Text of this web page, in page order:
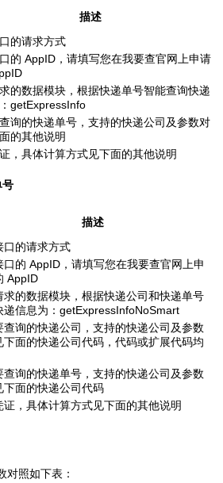
描述
的请求方式
的 AppID，请填写您在我要查官网上申请
的数据模块，根据快递单号智能查询快递
getExpressInfo
询的快递单号，支持的快递公司及参数对
的其他说明
，具体计算方式见下面的其他说明
号
描述
口的请求方式
口的 AppID，请填写您在我要查官网上申
AppID
求的数据模块，根据快递公司和快递单号
递信息为：getExpressInfoNoSmart
查询的快递公司，支持的快递公司及参数
下面的快递公司代码，代码或扩展代码均
查询的快递单号，支持的快递公司及参数
下面的快递公司代码
证，具体计算方式见下面的其他说明
对照如下表：